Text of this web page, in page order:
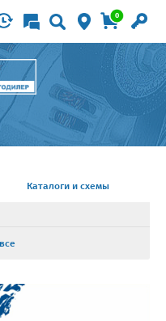
0
Каталоги и схемы